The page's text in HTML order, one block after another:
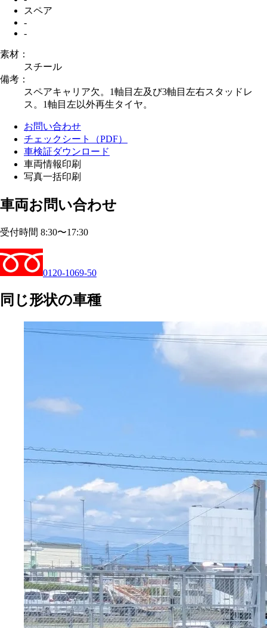
スペア
-
-
素材：
スチール
備考：
スペアキャリア欠。1軸目左及び3軸目左右スタッドレ
ス。1軸目左以外再生タイヤ。
お問い合わせ
チェックシート（PDF）
車検証ダウンロード
車両情報印刷
写真一括印刷
車両お問い合わせ
受付時間 8:30〜17:30
0120-1069-50
同じ形状の車種